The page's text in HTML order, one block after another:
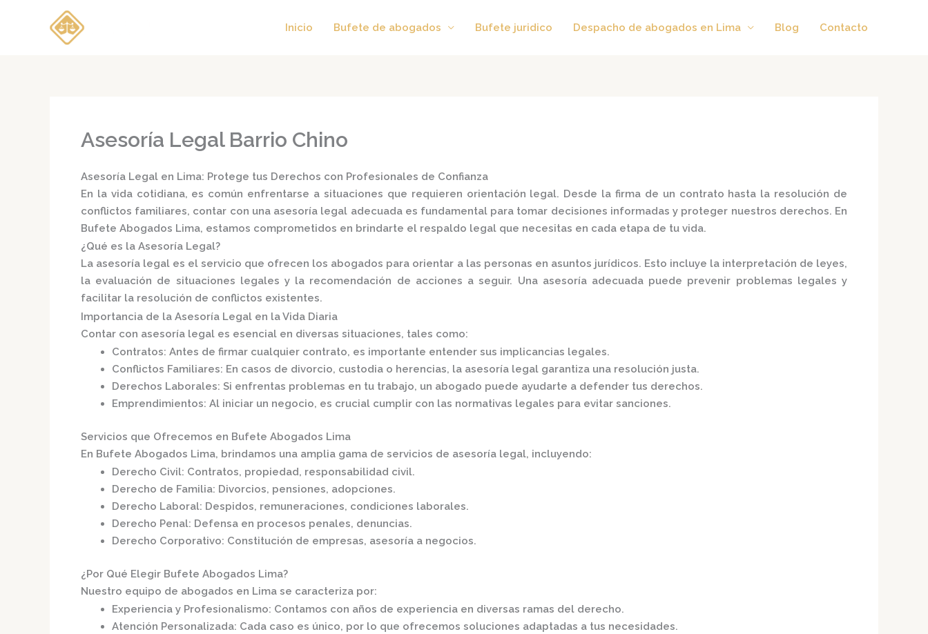
Inicio Bufete de abogados Bufete juridico Despacho de abogados en Lima Blog Contacto
Asesoría Legal Barrio Chino
Asesoría Legal en Lima: Protege tus Derechos con Profesionales de Confianza
En la vida cotidiana, es común enfrentarse a situaciones que requieren orientación legal. Desde la firma de un contrato hasta la resolución de
conflictos familiares, contar con una asesoría legal adecuada es fundamental para tomar decisiones informadas y proteger nuestros derechos. En
Bufete Abogados Lima, estamos comprometidos en brindarte el respaldo legal que necesitas en cada etapa de tu vida.​
¿Qué es la Asesoría Legal?
La asesoría legal es el servicio que ofrecen los abogados para orientar a las personas en asuntos jurídicos. Esto incluye la interpretación de leyes,
la evaluación de situaciones legales y la recomendación de acciones a seguir. Una asesoría adecuada puede prevenir problemas legales y
facilitar la resolución de conflictos existentes.​
Importancia de la Asesoría Legal en la Vida Diaria
Contar con asesoría legal es esencial en diversas situaciones, tales como:​
Contratos: Antes de firmar cualquier contrato, es importante entender sus implicancias legales.
Conflictos Familiares: En casos de divorcio, custodia o herencias, la asesoría legal garantiza una resolución justa.
Derechos Laborales: Si enfrentas problemas en tu trabajo, un abogado puede ayudarte a defender tus derechos.
Emprendimientos: Al iniciar un negocio, es crucial cumplir con las normativas legales para evitar sanciones.​
Servicios que Ofrecemos en Bufete Abogados Lima
En Bufete Abogados Lima, brindamos una amplia gama de servicios de asesoría legal, incluyendo:​
Derecho Civil: Contratos, propiedad, responsabilidad civil.
Derecho de Familia: Divorcios, pensiones, adopciones.
Derecho Laboral: Despidos, remuneraciones, condiciones laborales.
Derecho Penal: Defensa en procesos penales, denuncias.
Derecho Corporativo: Constitución de empresas, asesoría a negocios.​
¿Por Qué Elegir Bufete Abogados Lima?
Nuestro equipo de abogados en Lima se caracteriza por:​
Experiencia y Profesionalismo: Contamos con años de experiencia en diversas ramas del derecho.
Atención Personalizada: Cada caso es único, por lo que ofrecemos soluciones adaptadas a tus necesidades.